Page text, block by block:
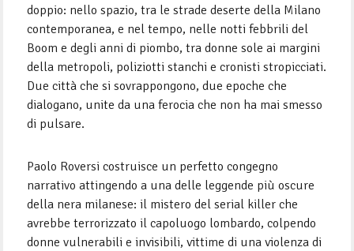
doppio: nello spazio, tra le strade deserte della Milano
contemporanea, e nel tempo, nelle notti febbrili del
Boom e degli anni di piombo, tra donne sole ai margini
della metropoli, poliziotti stanchi e cronisti stropicciati.
Due città che si sovrappongono, due epoche che
dialogano, unite da una ferocia che non ha mai smesso
di pulsare.
Paolo Roversi costruisce un perfetto congegno
narrativo attingendo a una delle leggende più oscure
della nera milanese: il mistero del serial killer che
avrebbe terrorizzato il capoluogo lombardo, colpendo
donne vulnerabili e invisibili, vittime di una violenza di